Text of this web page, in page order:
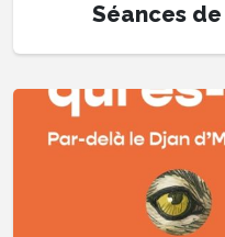
Séances